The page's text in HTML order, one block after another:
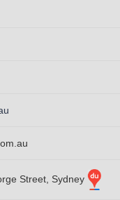
Street, Sydney